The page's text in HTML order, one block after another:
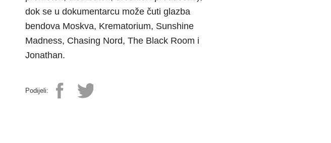
dok se u dokumentarcu može čuti glazba
bendova Moskva, Krematorium, Sunshine
Madness, Chasing Nord, The Black Room i
Jonathan.
Podijeli: